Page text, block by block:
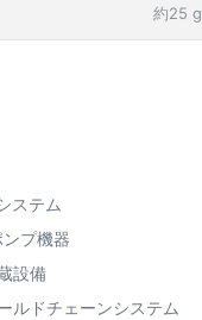
約25 g
ステム
プ機器
設備
ルドチェーンシステム